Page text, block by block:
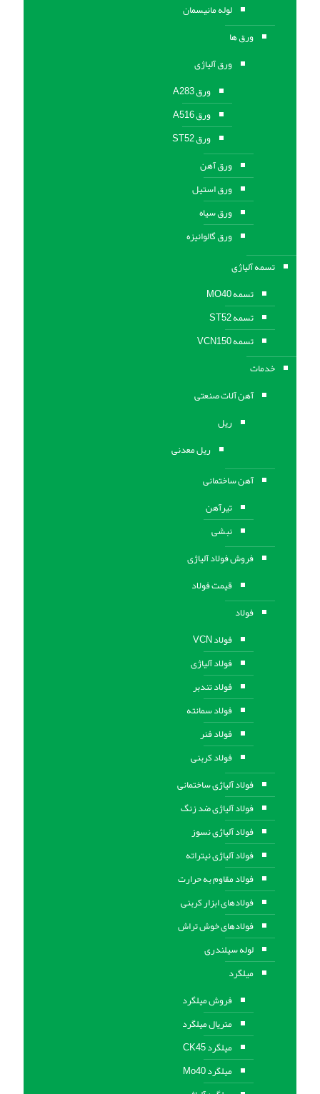
لوله مانیسمان
ورق ها
ورق آلیاژی
ورق A283
ورق A516
ورق ST52
ورق آهن
ورق استیل
ورق سیاه
ورق گالوانیزه
تسمه آلیاژی
تسمه MO40
تسمه ST52
تسمه VCN150
خدمات
آهن آلات صنعتی
ریل
ریل معدنی
آهن ساختمانی
تیرآهن
نبشی
فروش فولاد آلیاژی
قیمت فولاد
فولاد
فولاد VCN
فولاد آلیاژی
فولاد تندبر
فولاد سمانته
فولاد فنر
فولاد کربنی
فولاد آلیاژی ساختمانی
فولاد آلیاژی ضد زنگ
فولاد آلیاژی نسوز
فولاد آلیاژی نیتراته
فولاد مقاوم به حرارت
فولادهای ابزار کربنی
فولادهای خوش تراش
لوله سیلندری
میلگرد
فروش میلگرد
متریال میلگرد
میلگرد CK45
میلگرد Mo40